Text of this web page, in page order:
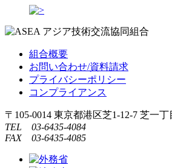
組合概要
お問い合わせ/資料請求
プライバシーポリシー
コンプライアンス
〒105-0014 東京都港区芝1-12-7 芝一
TEL 03-6435-4084
FAX 03-6435-4085